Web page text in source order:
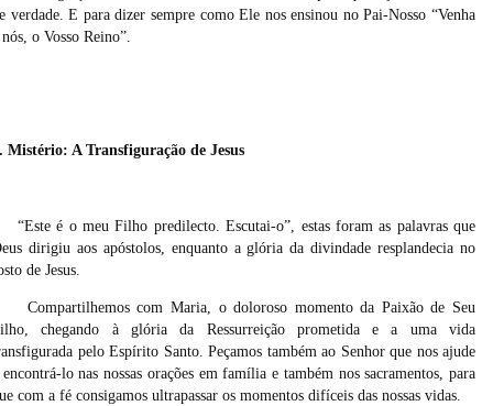
verdade. E para dizer sempre como Ele nos ensinou no Pai-Nosso “Venha
o Vosso Reino”.
Mistério: A Transfiguração de Jesus
“Este é o meu Filho predilecto. Escutai-o”, estas foram as palavras que
dirigiu aos apóstolos, enquanto a glória da divindade resplandecia no
de Jesus.
Compartilhemos com Maria, o doloroso momento da Paixão de Seu
chegando à glória da Ressurreição prometida e a uma vida
pelo Espírito Santo. Peçamos também ao Senhor que nos ajude
encontrá-lo nas nossas orações em família e também nos sacramentos, para
com a fé consigamos ultrapassar os momentos difíceis das nossas vidas.